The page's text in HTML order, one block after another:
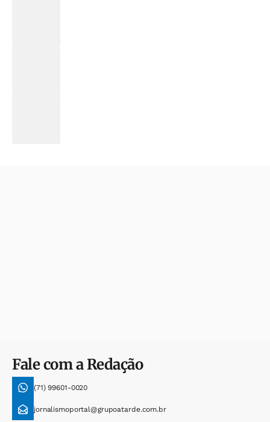
Fale com a Redação
(71) 99601-0020
jornalismoportal@grupoatarde.com.br